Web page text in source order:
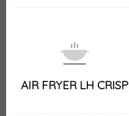
AIR FRYER LH CRISP